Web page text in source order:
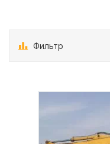
Фильтр